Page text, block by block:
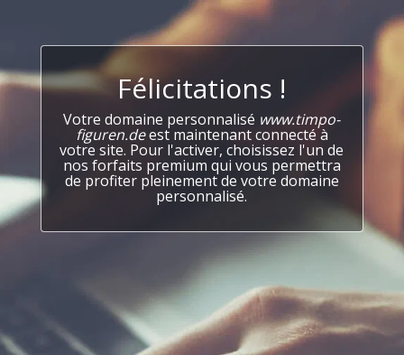
Félicitations !
Votre domaine personnalisé www.timpo-
figuren.deest maintenant connecté à
votre site. Pour l'activer, choisissez l'un de
nos forfaits premium qui vous permettra
de profiter pleinement de votre domaine
personnalisé.